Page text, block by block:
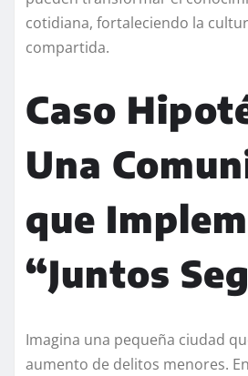
cotidiana, fortaleciendo la
compartida.
Caso
Una
que
“Juntos
Imagina una pequeña ciudad
aumento de delitos menores.